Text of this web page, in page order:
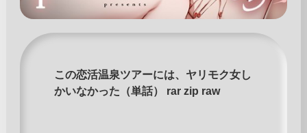
この恋活温泉ツアーには、ヤリモク女し
かいなかった（単話） rar zip raw